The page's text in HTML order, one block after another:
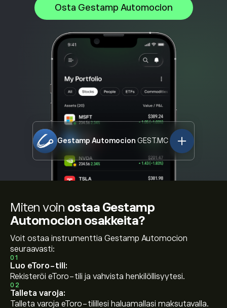
Osta Gestamp Automocion
Gestamp Automocion GEST.MC
Miten voin ostaa Gestamp
Automocion osakkeita?
Voit ostaa instrumenttia Gestamp Automocion
seuraavasti:
01
Luo eToro-tili:
Rekisteröi eToro-tili ja vahvista henkilöllisyytesi.
02
Talleta varoja:
Talleta varoja eToro-tilillesi haluamallasi maksutavalla.